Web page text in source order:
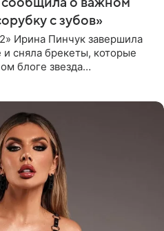
с зубов»
Ирина Пинчук завершила
сняла брекеты, которые
блоге звезда